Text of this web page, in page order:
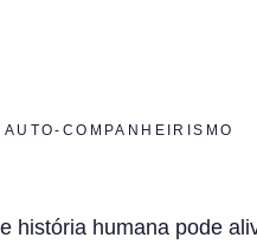
COMPANHEIRISMO
história humana pode